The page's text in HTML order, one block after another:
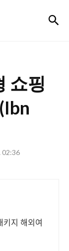
쇼핑
02:36
지 해외여